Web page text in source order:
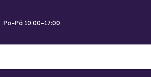
Po–Pá 10:00–17:00